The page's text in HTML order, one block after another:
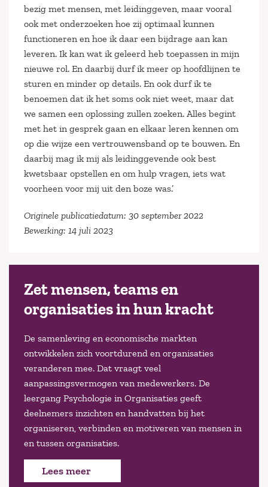
bezig met mensen, met leidinggeven, maar vooral
ook met onderzoeken hoe zij optimaal kunnen
functioneren en hoe ik daar een bijdrage aan kan
leveren. Ik kan wat ik geleerd heb toepassen in mijn
nieuwe rol. En daarbij durf ik meer op hoofdlijnen te
sturen en minder op details. En ook durf ik te
benoemen dat ik het soms ook niet weet, maar dat
we samen een oplossing zullen zoeken. Alles begint
met het in gesprek gaan en elkaar leren kennen om
op die wijze een vertrouwensband op te bouwen. En
daarbij mag ik mij als leidinggevende ook best
kwetsbaar opstellen en om hulp vragen, iets wat
voorheen voor mij uit den boze was.’
Originele publicatiedatum: 30 september 2022
Bewerking: 14 juli 2023
Zet mensen, teams en
organisaties in hun kracht
De samenleving en economische markten
ontwikkelen zich voortdurend en organisaties
veranderen mee. Dat vraagt veel
aanpassingsvermogen van medewerkers. De
leergang Psychologie in Organisaties geeft
deelnemers inzichten en handvatten bij het
organiseren, verbinden en motiveren van mensen in
en tussen organisaties.
Lees meer